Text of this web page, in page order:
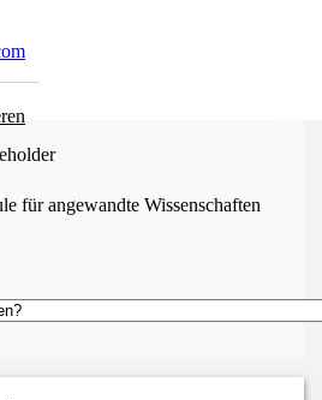
für angewandte Wissenschaften